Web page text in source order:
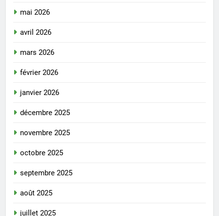
mai 2026
avril 2026
mars 2026
février 2026
janvier 2026
décembre 2025
novembre 2025
octobre 2025
septembre 2025
août 2025
juillet 2025